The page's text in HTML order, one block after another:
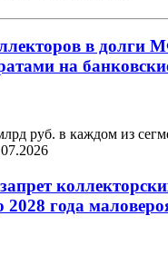
в долги
на
руб. в каждом из
2028 года